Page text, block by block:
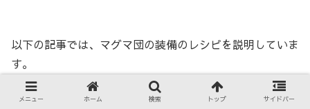
以下の記事では、マグマ団の装備のレシピを説明していま
す。
メニュー ホーム 検索 トップ サイドバー